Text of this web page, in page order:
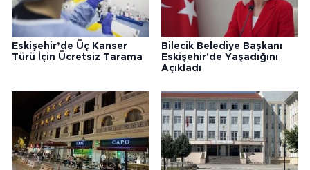
Eskişehir’de Üç Kanser
Türü İçin Ücretsiz Tarama
Bilecik Belediye Başkanı
Eskişehir'de Yaşadığını
Açıkladı